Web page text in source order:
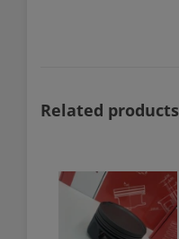
Related products